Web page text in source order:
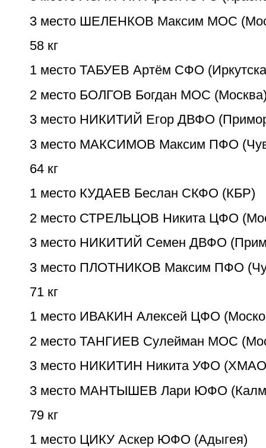
3 место ШЕЛЕНКОВ Максим МОС
58 кг
1 место ТАБУЕВ Артём СФО
2 место БОЛГОВ Богдан МОС
3 место НИКИТИЙ Егор ДВФО
3 место МАКСИМОВ Максим ПФО
64 кг
1 место КУДАЕВ Беслан СКФО (КБР)
2 место СТРЕЛЬЦОВ Никита ЦФО
3 место НИКИТИЙ Семен ДВФО
3 место ПЛОТНИКОВ Максим ПФО
71 кг
1 место ИВАКИН Алексей ЦФО
2 место ТАНГИЕВ Сулейман МОС
3 место НИКИТИН Никита УФО
3 место МАНТЫШЕВ Лари ЮФО
79 кг
1 место ЦИКУ Аскер ЮФО (Адыгея)